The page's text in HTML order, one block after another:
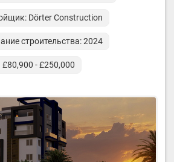
Dörter Construction
строительства: 2024
£80,900 - £250,000